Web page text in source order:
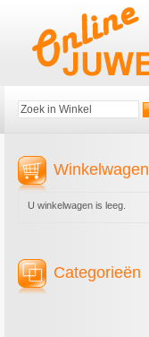
Winkelwagen
U winkelwagen is leeg.
Categorieën